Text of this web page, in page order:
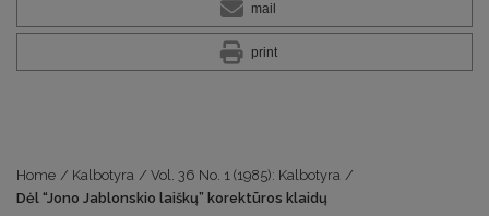
mail
print
Home / Kalbotyra / Vol. 36 No. 1 (1985): Kalbotyra /
Dėl “Jono Jablonskio laiškų” korektūros klaidų